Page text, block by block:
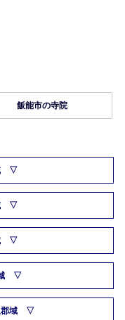
飯能市の寺院
域